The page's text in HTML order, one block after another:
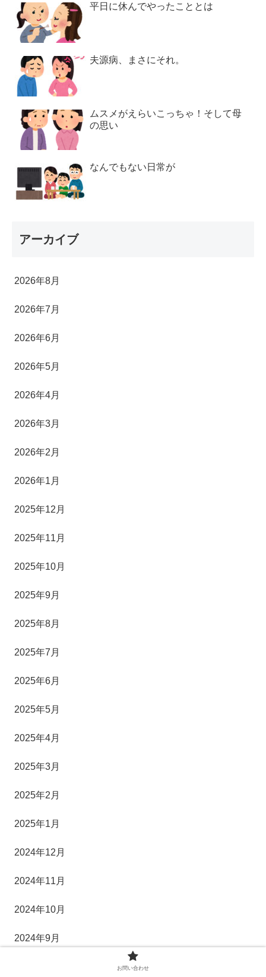
平日に休んでやったこととは
夫源病、まさにそれ。
ムスメがえらいこっちゃ！そして母
の思い
なんでもない日常が
アーカイブ
2026年8月
2026年7月
2026年6月
2026年5月
2026年4月
2026年3月
2026年2月
2026年1月
2025年12月
2025年11月
2025年10月
2025年9月
2025年8月
2025年7月
2025年6月
2025年5月
2025年4月
2025年3月
2025年2月
2025年1月
2024年12月
2024年11月
2024年10月
2024年9月
お問い合わせ